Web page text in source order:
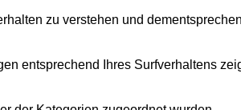
zu verstehen und
entsprechend Ihres Surfverhaltens